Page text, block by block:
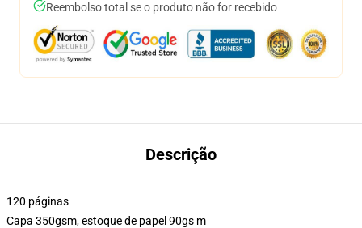
Reembolso total se o produto não for recebido
Descrição
120 páginas
Capa 350gsm, estoque de papel 90gs m